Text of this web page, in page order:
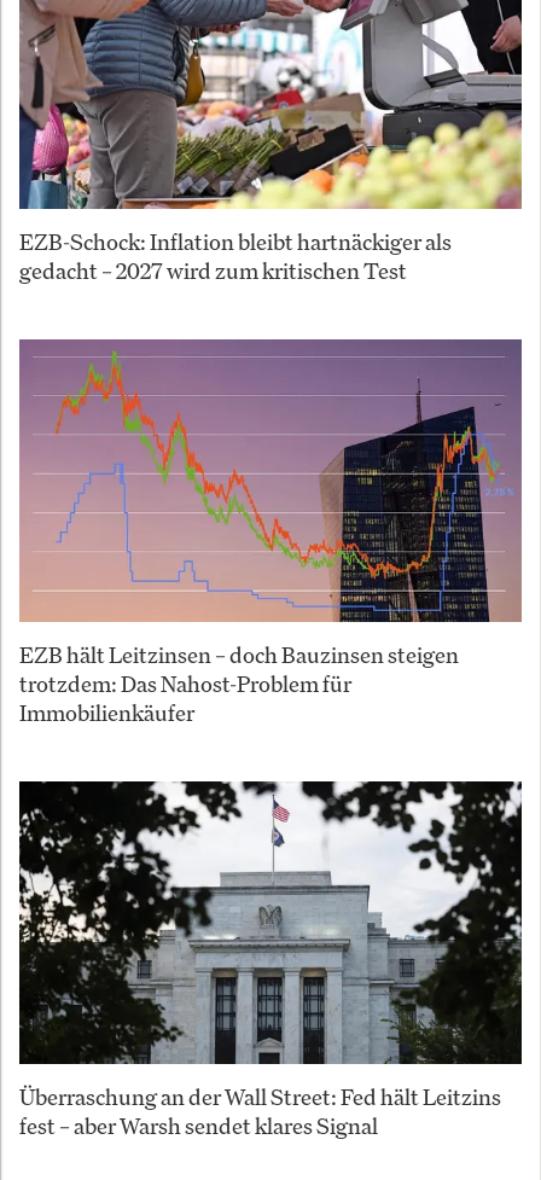
EZB-Schock: Inflation bleibt hartnäckiger als
gedacht – 2027 wird zum kritischen Test
EZB hält Leitzinsen – doch Bauzinsen steigen
trotzdem: Das Nahost-Problem für
Immobilienkäufer
Überraschung an der Wall Street: Fed hält Leitzins
fest – aber Warsh sendet klares Signal